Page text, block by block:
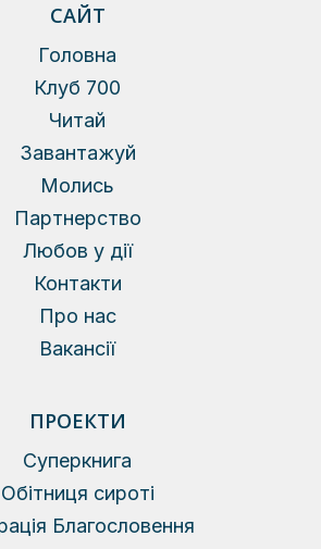
САЙТ
Головна
Клуб 700
Читай
Завантажуй
Молись
Партнерство
Любов у дії
Контакти
Про нас
Вакансії
ПРОЕКТИ
Суперкнига
Обітниця сироті
Благословення